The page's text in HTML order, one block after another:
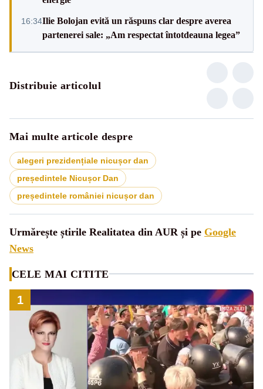
16:34Ilie Bolojan evită un răspuns clar despre averea
partenerei sale: „Am respectat întotdeauna legea”
Distribuie articolul
Mai multe articole despre
alegeri prezidențiale nicușor dan
președintele Nicușor Dan
președintele româniei nicușor dan
Urmărește știrile Realitatea din AUR și pe Google
News
CELE MAI CITITE
1